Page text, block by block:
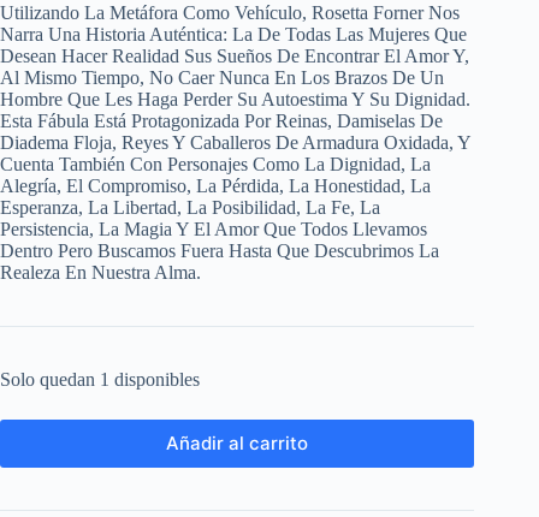
Utilizando La Metáfora Como Vehículo, Rosetta Forner Nos
Narra Una Historia Auténtica: La De Todas Las Mujeres Que
Desean Hacer Realidad Sus Sueños De Encontrar El Amor Y,
Al Mismo Tiempo, No Caer Nunca En Los Brazos De Un
Hombre Que Les Haga Perder Su Autoestima Y Su Dignidad.
Esta Fábula Está Protagonizada Por Reinas, Damiselas De
Diadema Floja, Reyes Y Caballeros De Armadura Oxidada, Y
Cuenta También Con Personajes Como La Dignidad, La
Alegría, El Compromiso, La Pérdida, La Honestidad, La
Esperanza, La Libertad, La Posibilidad, La Fe, La
Persistencia, La Magia Y El Amor Que Todos Llevamos
Dentro Pero Buscamos Fuera Hasta Que Descubrimos La
Realeza En Nuestra Alma.
Solo quedan 1 disponibles
Añadir al carrito